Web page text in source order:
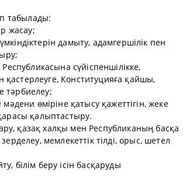
табылады:
жасау;
дамыту, адамгершілік пен
сүйіспеншілікке,
қастерлеуге, Конституцияға қайшы,
тәрбиелеу;
өміріне қатысу қажеттігін, жеке
қалыптастыру.
қазақ халқы мен Республиканың басқа
мемлекеттік тілді, орыс, шетел
білім беру ісін басқаруды